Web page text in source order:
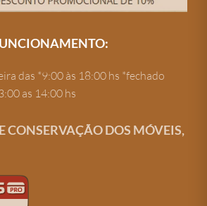
das *9:00 às 18:00 hs *fechado
as 14:00 hs
CONSERVAÇÃO DOS MÓVEIS,